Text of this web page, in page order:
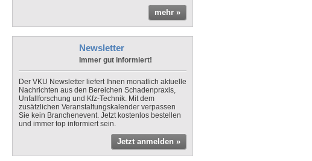
mehr »
Newsletter
Immer gut informiert!
Der VKU Newsletter liefert Ihnen monatlich aktuelle
Nachrichten aus den Bereichen Schadenpraxis,
Unfallforschung und Kfz-Technik. Mit dem
zusätzlichen Veranstaltungskalender verpassen
Sie kein Branchenevent. Jetzt kostenlos bestellen
und immer top informiert sein.
Jetzt anmelden »